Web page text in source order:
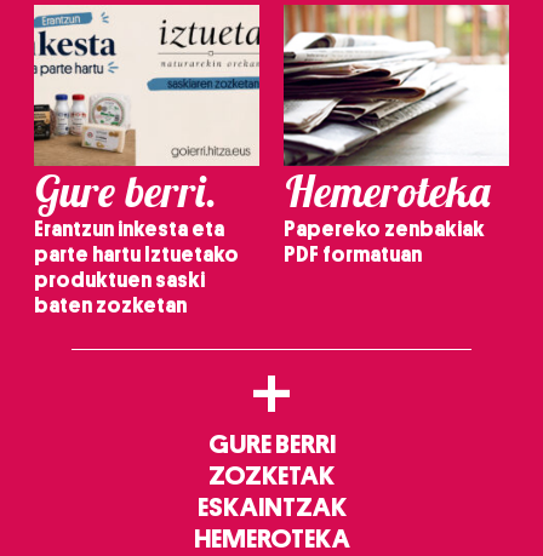
Gure berri.
Erantzun inkesta eta
parte hartu Iztuetako
produktuen saski
baten zozketan
Hemeroteka
Papereko zenbakiak
PDF formatuan
+
GURE BERRI
ZOZKETAK
ESKAINTZAK
HEMEROTEKA